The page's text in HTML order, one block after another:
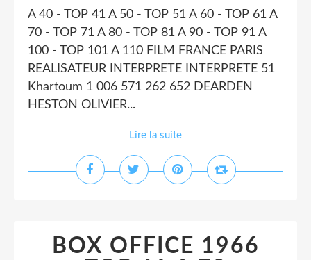
A 40 - TOP 41 A 50 - TOP 51 A 60 - TOP 61 A
70 - TOP 71 A 80 - TOP 81 A 90 - TOP 91 A
100 - TOP 101 A 110 FILM FRANCE PARIS
REALISATEUR INTERPRETE INTERPRETE 51
Khartoum 1 006 571 262 652 DEARDEN
HESTON OLIVIER...
Lire la suite
BOX OFFICE 1966